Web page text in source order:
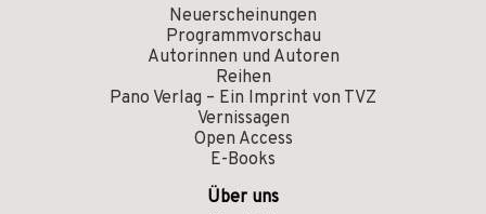
Neuerscheinungen
Programmvorschau
Autorinnen und Autoren
Reihen
Pano Verlag – Ein Imprint von TVZ
Vernissagen
Open Access
E-Books
Über uns